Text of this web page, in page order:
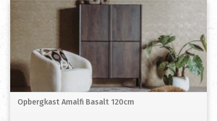
Opbergkast Amalfi Basalt 120cm